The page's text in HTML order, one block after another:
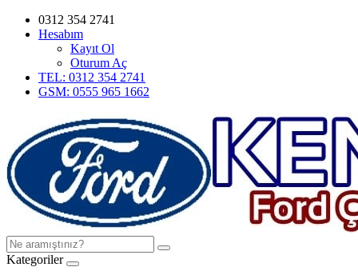
0312 354 2741
Hesabım
Kayıt Ol
Oturum Aç
TEL: 0312 354 2741
GSM: 0555 965 1662
Kategoriler